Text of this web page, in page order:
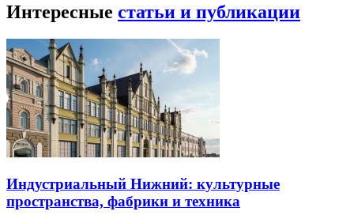
Интересные статьи и публикации
Индустриальный Нижний: культурные
пространства, фабрики и техника